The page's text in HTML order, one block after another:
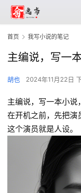
首页 我写小说的笔记
主编说，写一
胡也 2024年11月22日
主编说，写一本小
在开机之前，先把演
这个演员就是人设。